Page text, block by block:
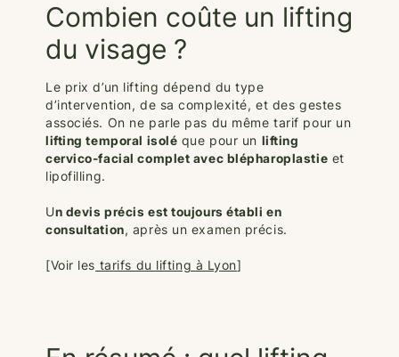
Combien coûte un lifting
du visage ?
Le prix d’un lifting dépend du type
d’intervention, de sa complexité, et des gestes
associés. On ne parle pas du même tarif pour un
lifting temporal isolé que pour un lifting
cervico-facial complet avec blépharoplastie et
lipofilling.
Un devis précis est toujours établi en
consultation, après un examen précis.
[Voir les tarifs du lifting à Lyon]